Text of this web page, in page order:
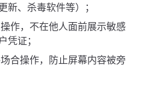
新、杀毒软件等）；
作，不在他人面前展示敏感
凭证；
合操作，防止屏幕内容被旁